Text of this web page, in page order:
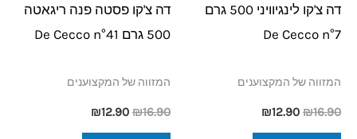
דה צ'קו לינגיוויני 500 גרם
De Cecco n°7
המזווה של המקצוענים
₪16.90
₪12.90
דה צ'קו פסטה פנה ריגאטה
500 גרם De Cecco n°41
המזווה של המקצוענים
₪16.90
₪12.90